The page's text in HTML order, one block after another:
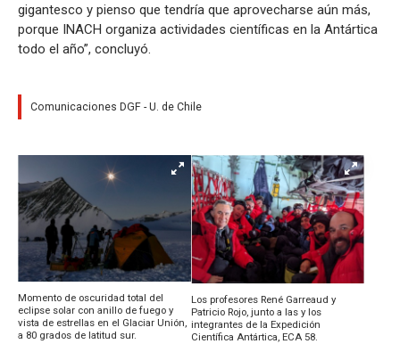
Momento de oscuridad total del
eclipse solar con anillo de fuego y
vista de estrellas en el Glaciar Unión,
a 80 grados de latitud sur.
Los profesores René Garreaud y
Patricio Rojo, junto a las y los
integrantes de la Expedición
Científica Antártica, ECA 58.
gigantesco y pienso que tendría que aprovecharse aún más,
porque INACH organiza actividades científicas en la Antártica
todo el año”, concluyó.
Comunicaciones DGF - U. de Chile